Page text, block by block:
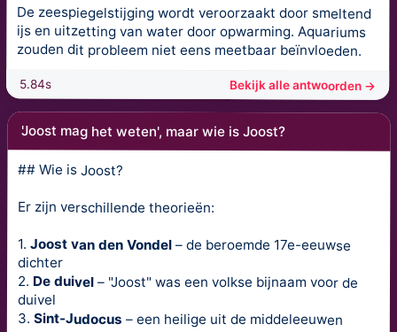
De zeespiegelstijging wordt veroorzaakt door smeltend
ijs en uitzetting van water door opwarming. Aquariums
zouden dit probleem niet eens meetbaar beïnvloeden.
5.84s Bekijk alle antwoorden →
'Joost mag het weten', maar wie is Joost?
## Wie is Joost?
Er zijn verschillende theorieën:
1.Joost van den Vondel – de beroemde 17e-eeuwse
dichter
2. De duivel– "Joost" was een volkse bijnaam voor de
duivel
3. Sint-Judocus – een heilige uit de middeleeuwen